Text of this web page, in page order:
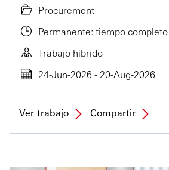
Procurement
Permanente: tiempo completo
Trabajo híbrido
24-Jun-2026 - 20-Aug-2026
Ver trabajo Compartir